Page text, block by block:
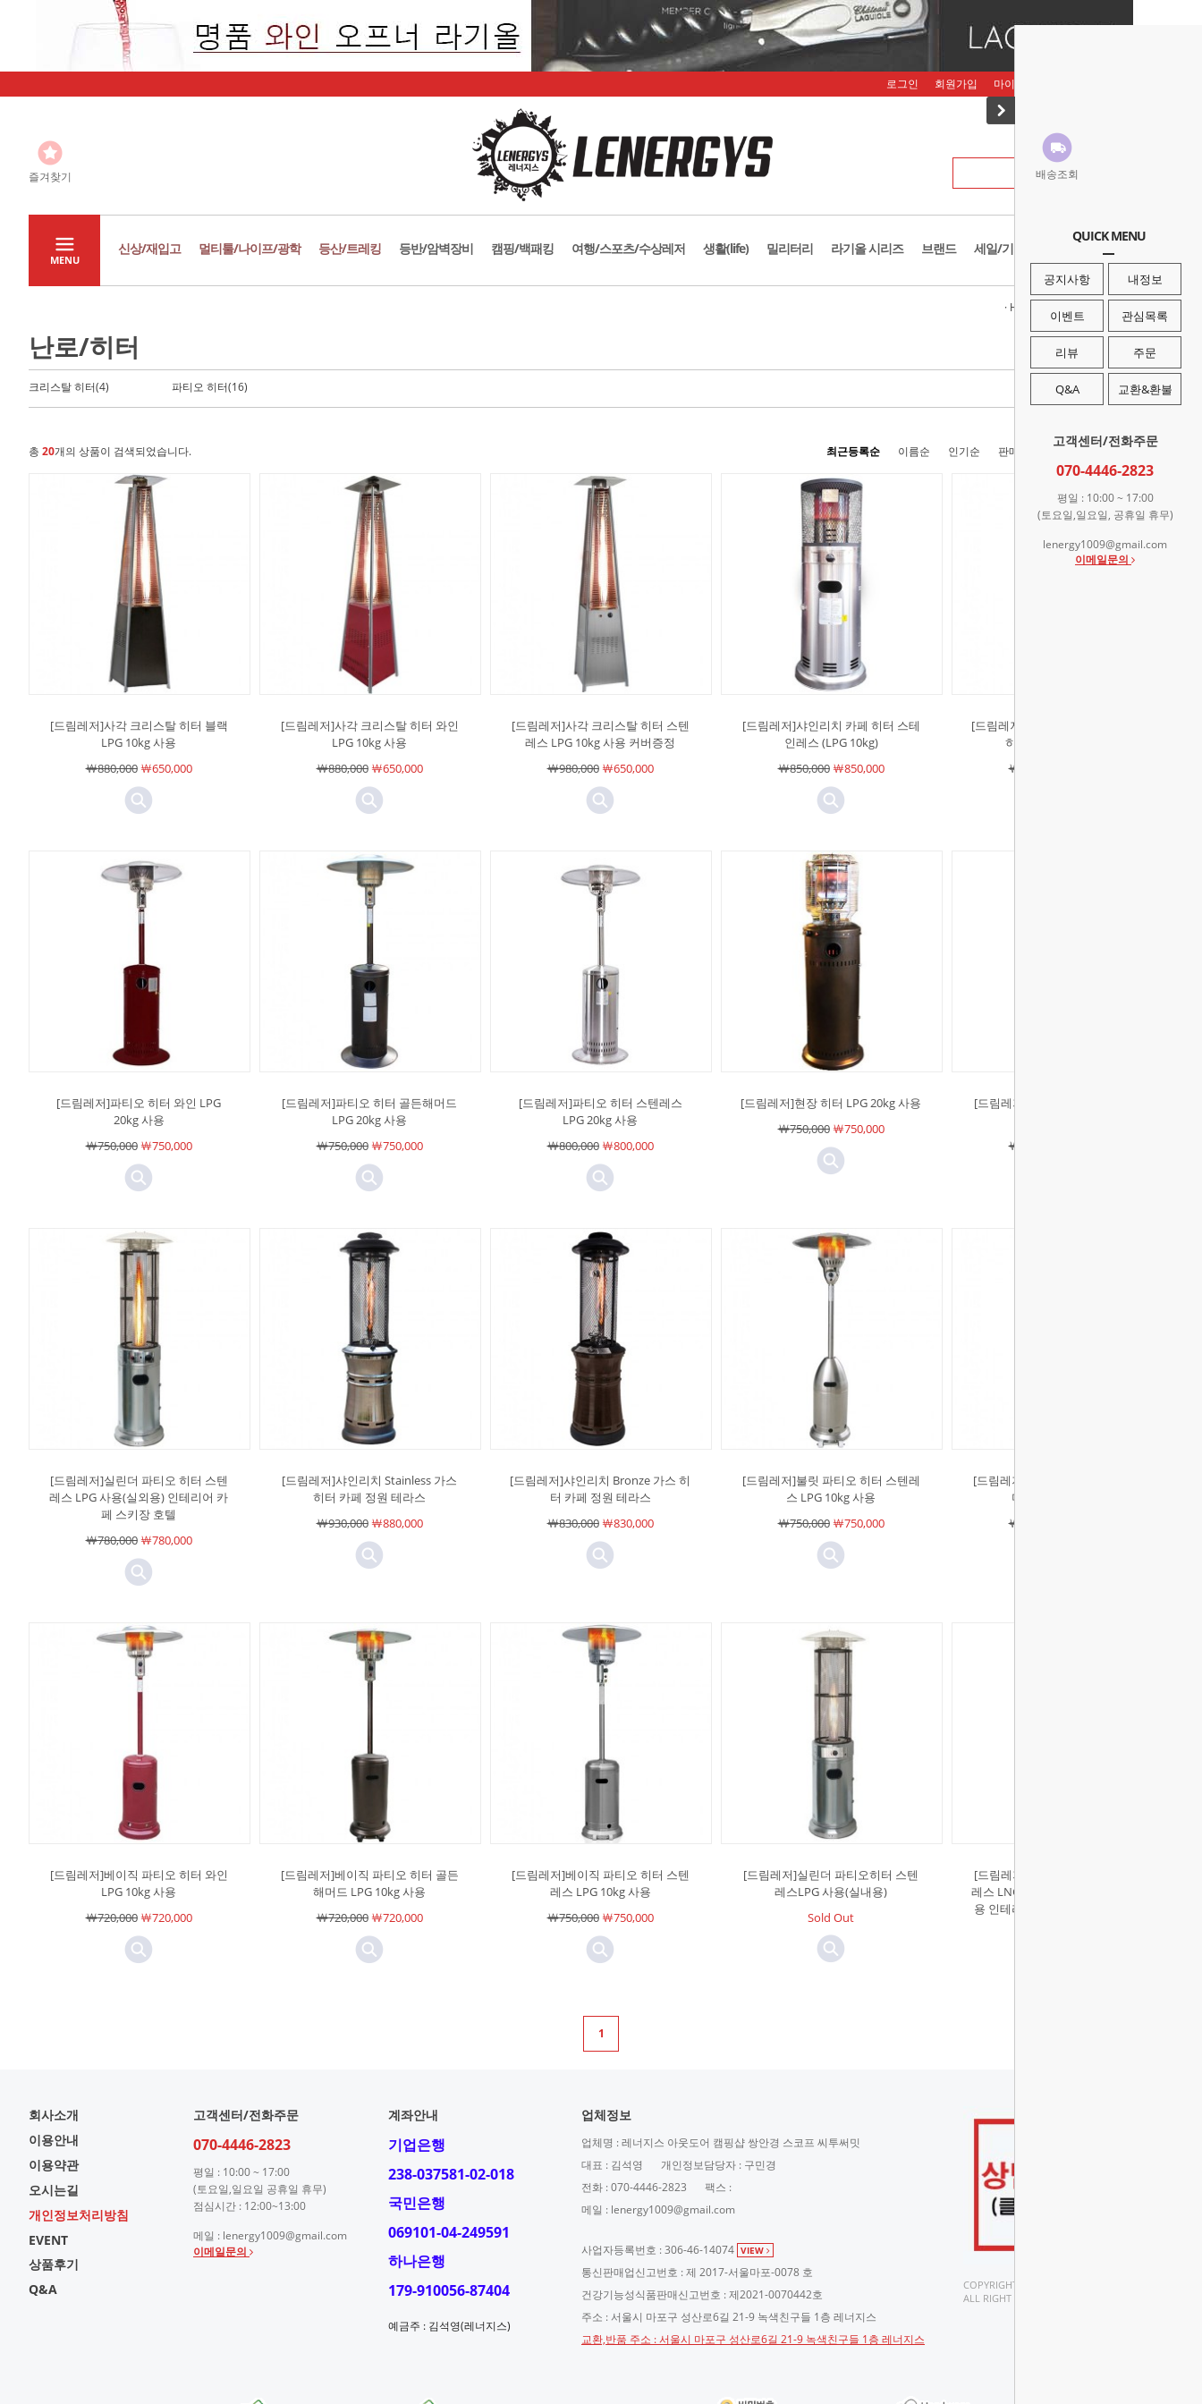
배송조회
QUICK MENU
공지사항 내정보
이벤트 관심목록
리뷰 주문
Q&A 교환&환불
고객센터/전화주문
070-4446-2823
평일 : 10:00 ~ 17:00
(토요일,일요일, 공휴일 휴무)
lenergy1009@gmail.com
이메일문의
로그인 회원가입 마이페이지
즐겨찾기
MENU
신상/재입고 멀티툴/나이프/광학 등산/트레킹 등반/암벽장비 캠핑/백패킹 여행/스포츠/수상레저 생활(life) 밀리터리 라기올 시리즈 브랜드 세일/기획존
· HOME
난로/히터
크리스탈 히터(4) 파티오 히터(16)
총 20개의 상품이 검색되었습니다. 최근등록순 이름순 인기순 판매순 높은가격순 낮은가격순
[드림레저]사각 크리스탈 히터 블랙
LPG 10kg 사용
￦880,000￦650,000
[드림레저]사각 크리스탈 히터 와인
LPG 10kg 사용
￦880,000￦650,000
[드림레저]사각 크리스탈 히터 스텐
레스 LPG 10kg 사용 커버증정
￦980,000￦650,000
[드림레저]샤인리치 카페 히터 스테
인레스 (LPG 10kg)
￦850,000￦850,000
[드림레저]샤인리치 Gunmetal 가스
히터 카페 정원 테라스
￦880,000
[드림레저]파티오 히터 와인 LPG
20kg 사용
￦750,000￦750,000
[드림레저]파티오 히터 골든해머드
LPG 20kg 사용
￦750,000￦750,000
[드림레저]파티오 히터 스텐레스
LPG 20kg 사용
￦800,000￦800,000
[드림레저]현장 히터 LPG 20kg 사용
￦750,000￦750,000
[드림레저]파티오 히터 화이트 LPG
￦750,000
[드림레저]실린더 파티오 히터 스텐
레스 LPG 사용(실외용) 인테리어 카
페 스키장 호텔
￦780,000￦780,000
[드림레저]샤인리치 Stainless 가스
히터 카페 정원 테라스
￦930,000￦880,000
[드림레저]샤인리치 Bronze 가스 히
터 카페 정원 테라스
￦830,000￦830,000
[드림레저]불릿 파티오 히터 스텐레
스 LPG 10kg 사용
￦750,000￦750,000
[드림레저]불릿 파티오 히터 골든해
머드 LPG 10kg 사용
￦720,000
[드림레저]베이직 파티오 히터 와인
LPG 10kg 사용
￦720,000￦720,000
[드림레저]베이직 파티오 히터 골든
해머드 LPG 10kg 사용
￦720,000￦720,000
[드림레저]베이직 파티오 히터 스텐
레스 LPG 10kg 사용
￦750,000￦750,000
[드림레저]실린더 파티오히터 스텐
레스LPG 사용(실내용)
Sold Out
[드림레저]사각 크리스탈히터 스텐
레스 LNG 사용(실내.외) 도시가스전
용 인테리어 카페 테라스 호텔 정원
1
회사소개
이용안내
이용약관
오시는길
개인정보처리방침
EVENT
상품후기
Q&A
고객센터/전화주문
070-4446-2823
평일 : 10:00 ~ 17:00
(토요일,일요일 공휴일 휴무)
점심시간 : 12:00~13:00
메일 : lenergy1009@gmail.com
이메일문의
계좌안내
기업은행
238-037581-02-018
국민은행
069101-04-249591
하나은행
179-910056-87404
예금주 : 김석영(레너지스)
업체정보
업체명 : 레너지스 아웃도어 캠핑샵 쌍안경 스코프 씨투써밋
대표 : 김석영
개인정보담당자 : 구민경
전화 : 070-4446-2823
팩스 :
메일 : lenergy1009@gmail.com
사업자등록번호 : 306-46-14074 VIEW
통신판매업신고번호 : 제 2017-서울마포-0078 호
건강기능성식품판매신고번호 : 제2021-0070442호
주소 : 서울시 마포구 성산로6길 21-9 녹색친구들 1층 레너지스
교환,반품 주소 : 서울시 마포구 성산로6길 21-9 녹색친구들 1층 레너지스
COPYRIGHT(C).
ALL RIGHT RESERVED.